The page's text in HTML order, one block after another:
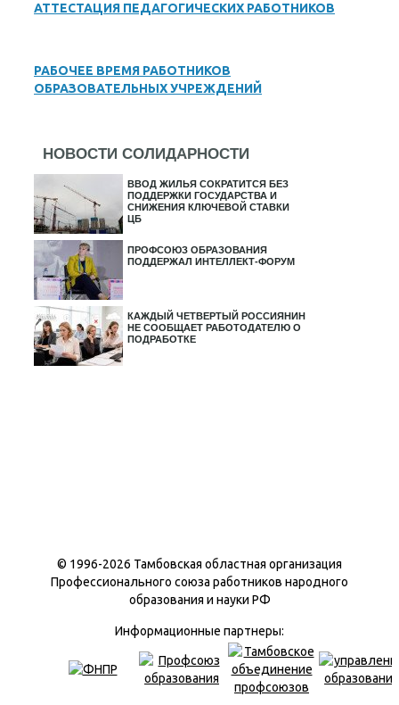
АТТЕСТАЦИЯ ПЕДАГОГИЧЕСКИХ РАБОТНИКОВ
РАБОЧЕЕ ВРЕМЯ РАБОТНИКОВ
ОБРАЗОВАТЕЛЬНЫХ УЧРЕЖДЕНИЙ
НОВОСТИ СОЛИДАРНОСТИ
ВВОД ЖИЛЬЯ СОКРАТИТСЯ БЕЗ
ПОДДЕРЖКИ ГОСУДАРСТВА И
СНИЖЕНИЯ КЛЮЧЕВОЙ СТАВКИ
ЦБ
ПРОФСОЮЗ ОБРАЗОВАНИЯ
ПОДДЕРЖАЛ ИНТЕЛЛЕКТ-ФОРУМ
КАЖДЫЙ ЧЕТВЕРТЫЙ РОССИЯНИН
НЕ СООБЩАЕТ РАБОТОДАТЕЛЮ О
ПОДРАБОТКЕ
© 1996-2026 Тамбовская областная организация
Профессионального союза работников народного
образования и науки РФ
Информационные партнеры: